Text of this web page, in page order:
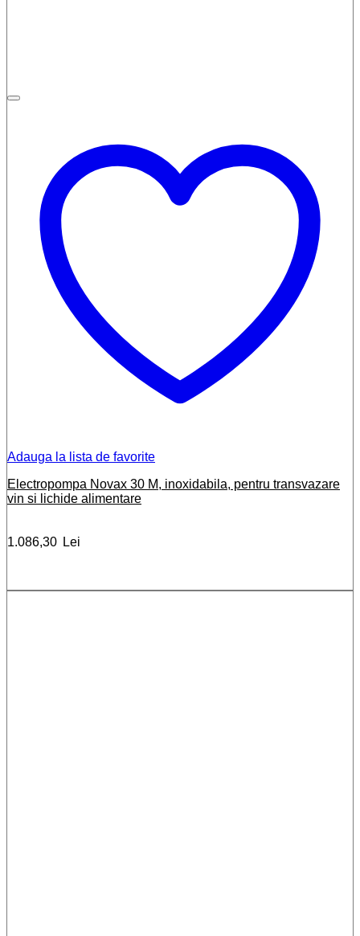
Adauga la lista de favorite
Electropompa Novax 30 M, inoxidabila, pentru transvazare
vin si lichide alimentare
1.086,30 Lei